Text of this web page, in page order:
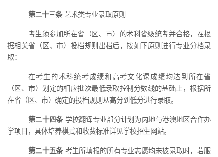
第二十三条 艺术类专业录取原则
考生须参加所在省（区、市）的术科省级统考并合格，在根
据相关省（区、市）投档规则出档后，按如下原则进行专业分档录
取：
在考生的术科统考成绩和高考文化课成绩均达到所在省
（区、市）划定的相应批次最低录取控制分数线的基础上，根据所
在省（区、市）确定的投档规则从高分到低分进行录取。
第二十四条 学校翻译专业部分计划为内地与港澳地区合作办
学项目，具体培养模式和收费标准详见学校招生网站。
第二十五条 考生所填报的所有专业志愿均未被录取时，若服